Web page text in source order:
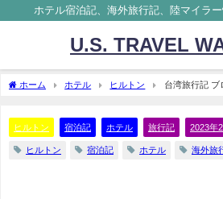
ホテル宿泊記、海外旅行記、陸マイラ
U.S. TRAVEL
ホーム ホテル ヒルトン
台湾旅行記
ヒルトン 宿泊記 ホテル 旅行記 2023年
ヒルトン 宿泊記 ホテル 海外旅